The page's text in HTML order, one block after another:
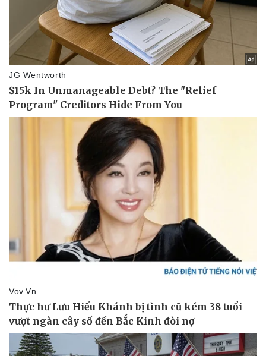
Pháp luật
Quân sự - Quốc phòng
Vũ khí
Việt Nam
Phân tích